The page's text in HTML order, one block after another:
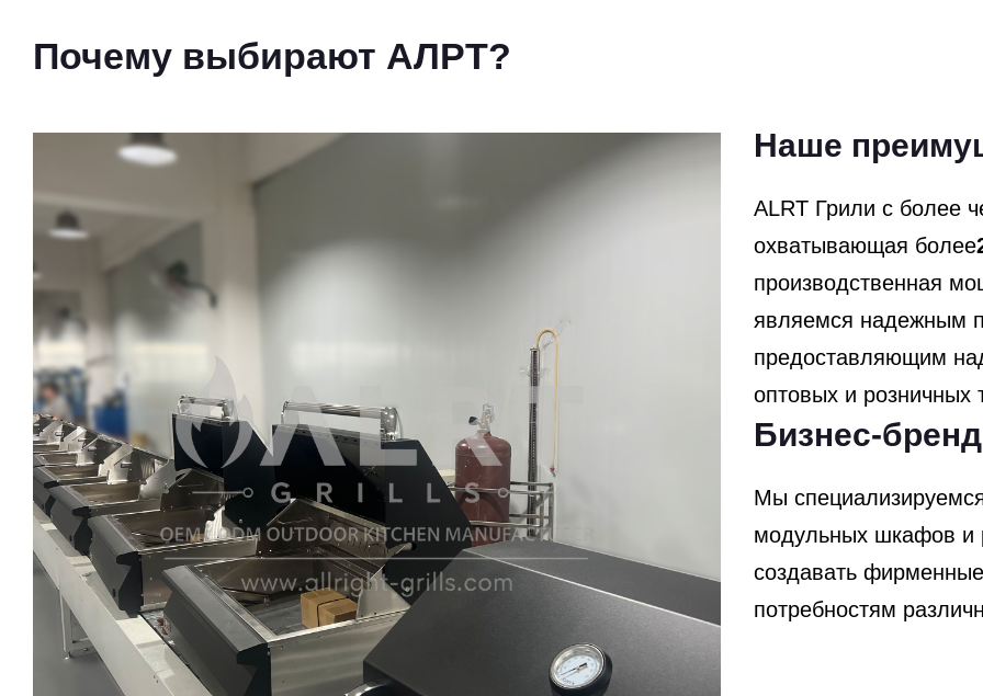
Почему выбирают АЛРТ?
Наше
ALRT Грили с более
охватывающая более
производственная
являемся надежным
предоставляющим
оптовых и розничных
Бизнес-
Мы
модульных шкафов и
создавать
потребностям